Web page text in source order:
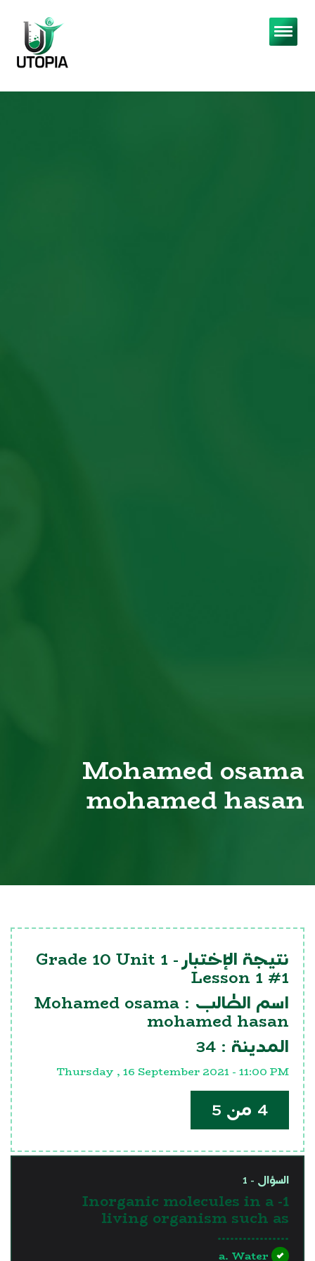
Mohamed osama
mohamed hasan
نتيجة الإختبار - Grade 10 Unit 1
Lesson 1 #1
اسم الطالب : Mohamed osama
mohamed hasan
المدينة : 34
Thursday , 16 September 2021 - 11:00 PM
4 من 5
السؤال - 1
1- Inorganic molecules in a
living organism such as
……………..
a. Water